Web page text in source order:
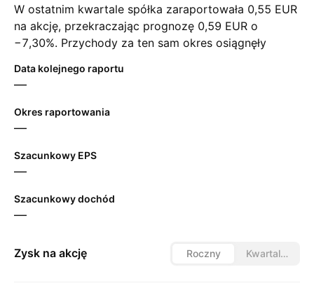
W ostatnim kwartale spółka zaraportowała 0,55 EUR
na akcję, przekraczając prognozę 0,59 EUR o
−7,30%. Przychody za ten sam okres osiągnęły
‪557,14 M‬ EUR. W kolejnym kwartale analitycy
EUR przychodów.
Data kolejnego raportu
—
Okres raportowania
—
Szacunkowy EPS
—
Szacunkowy dochód
—
Zysk na akcję Roczny Kwartalny